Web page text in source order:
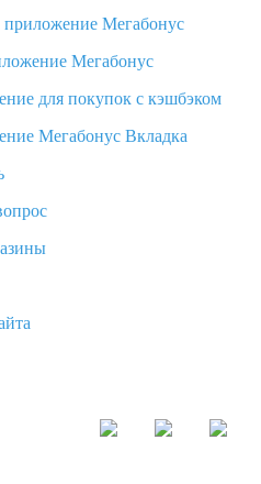
приложение Мегабонус
Мегабонус
для покупок с кэшбэком
Мегабонус Вкладка